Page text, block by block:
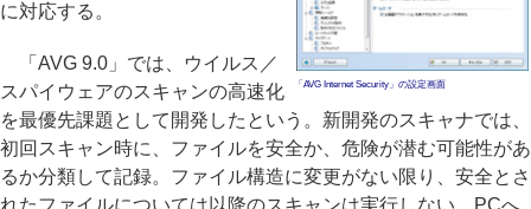
「AVG Internet Security」の設定画面
に対応する。
「AVG 9.0」では、ウイルス／
スパイウェアのスキャンの高速化
を最優先課題として開発したという。新開発のスキャナでは、
初回スキャン時に、ファイルを安全か、危険が潜む可能性があ
るか分類して記録。ファイル構造に変更がない限り、安全とさ
れたファイルについては以降のスキャンは実行しない。PCへ